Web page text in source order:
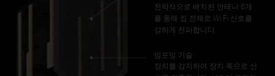
전략적으로 배치된 안테나 6개
를 통해 집 전체로 Wi Fi 신호를
강하게 전파합니다.
빔포밍 기술
장치를 감지하여 장치 쪽으로 신